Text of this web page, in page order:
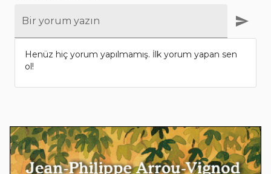
Bir yorum yazın
Henüz hiç yorum yapılmamış. İlk yorum yapan sen
ol!